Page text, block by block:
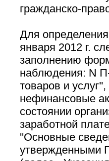
гражданско-
Для
января 2012 г.
заполнению
наблюдения: N
товаров и
нефинансовые
состоянии
заработной
''Основные
утвержденными